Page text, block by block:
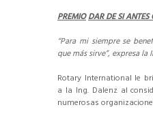
PREMIODAR DE SI ANTES
“Para mi siempre se
que más sirve”, expresa la I
Rotary International le
a la Ing. Dalenz al
numerosas